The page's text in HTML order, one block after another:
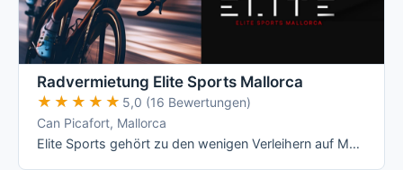
Radvermietung Elite Sports Mallorca
★★★★★
★★★★★ 5,0 (16 Bewertungen)
Can Picafort, Mallorca
Elite Sports gehört zu den wenigen Verleihern auf Mallorca mit echten All-Inclusive-Preisen: Versicherung, Radanpassung, Zubehör und …